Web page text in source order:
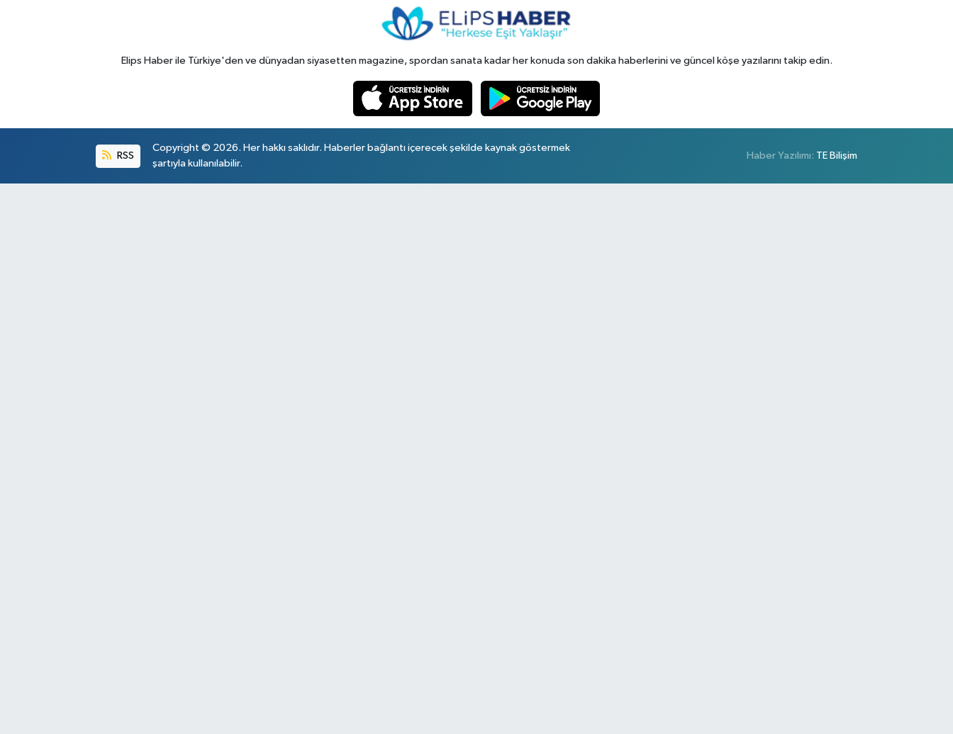
Elips Haber ile Türkiye'den ve dünyadan siyasetten magazine, spordan sanata kadar her konuda son dakika haberlerini ve güncel köşe yazılarını takip edin.
RSS
Copyright © 2026. Her hakkı saklıdır. Haberler bağlantı içerecek şekilde kaynak göstermek
şartıyla kullanılabilir.
Haber Yazılımı: TE Bilişim